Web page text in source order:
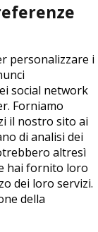
personalizzare i
social network
Forniamo
il nostro sito ai
di analisi dei
altresì
hai fornito loro
dei loro servizi.
della